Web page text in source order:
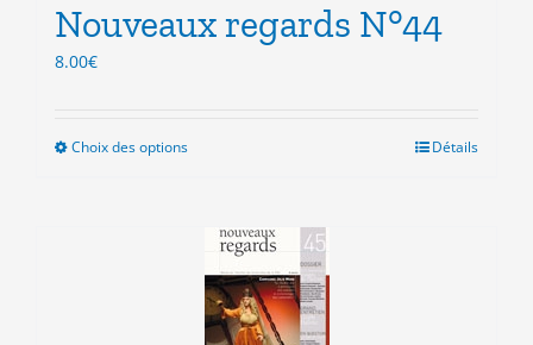
page
Nouveaux regards N°44
8.00€
Choix des optionsCe
plusieurs
variations.
Les
options
peuvent
Détails